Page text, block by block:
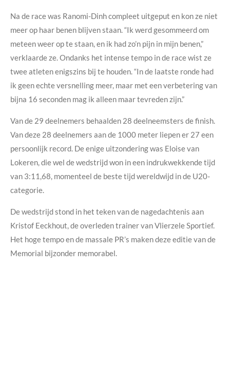
Na de race was Ranomi-Dinh compleet uitgeput en kon ze niet
meer op haar benen blijven staan. “Ik werd gesommeerd om
meteen weer op te staan, en ik had zo’n pijn in mijn benen,”
verklaarde ze. Ondanks het intense tempo in de race wist ze
twee atleten enigszins bij te houden. “In de laatste ronde had
ik geen echte versnelling meer, maar met een verbetering van
bijna 16 seconden mag ik alleen maar tevreden zijn.”
Van de 29 deelnemers behaalden 28 deelneemsters de finish.
Van deze 28 deelnemers aan de 1000 meter liepen er 27 een
persoonlijk record. De enige uitzondering was Eloise van
Lokeren, die wel de wedstrijd won in een indrukwekkende tijd
van 3:11,68, momenteel de beste tijd wereldwijd in de U20-
categorie.
De wedstrijd stond in het teken van de nagedachtenis aan
Kristof Eeckhout, de overleden trainer van Vlierzele Sportief.
Het hoge tempo en de massale PR’s maken deze editie van de
Memorial bijzonder memorabel.